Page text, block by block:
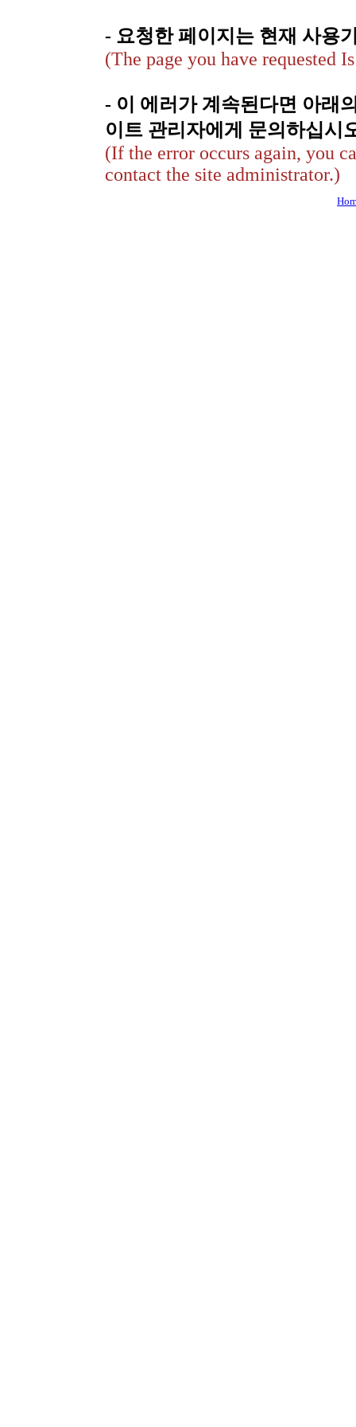
- 요청한 페이지는 현재 사용
(The page you have requested
- 이 에러가 계속된다면 아래
이트 관리자에게 문의하십시
(If the error occurs again, you
contact the site administrator.)